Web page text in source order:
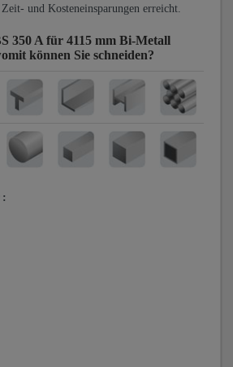
und Kosteneinsparungen erreicht.
350 A für 4115 mm Bi-Metall
können Sie schneiden?
: